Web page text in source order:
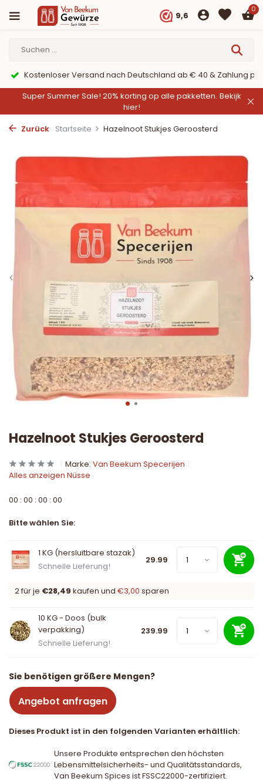
9,6
0
Kostenloser Versand nach Deutschland ab € 40 & Zahlung
Super Summer Sale! 20% korting op alle pakketten. Bekijk
hier!
Zurück Startseite Hazelnoot Stukjes Geroosterd
Hazelnoot Stukjes Geroosterd
Marke: Van Beekum Specerijen
Alles anzeigen Nüsse
00 : 00 : 00 : 00
Bitte wählen Sie:
1 KG (hersluitbare stazak)
Schnelle Lieferung!
29.99
2 für je €28,49 kaufen und €3,00 sparen
10 KG - Doos (bulk
verpakking)
Schnelle Lieferung!
239.99
Sie benötigen größere Mengen?
Angebot anfragen
Dieses Produkt ist in den folgenden Varianten erhältlich:
Unsere Produkte entsprechen den höchsten
Lebensmittelsicherheits- und Qualitätsstandards,
Van Beekum Spices ist FSSC22000-zertifiziert.